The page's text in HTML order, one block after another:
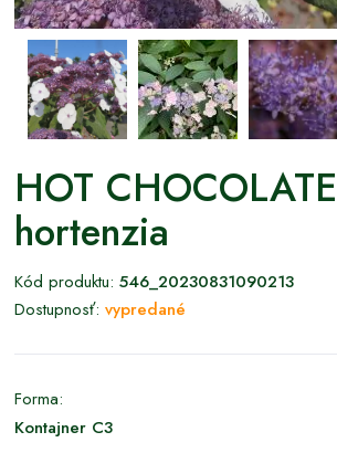
HOT CHOCOLATE
hortenzia
Kód produktu: 546_20230831090213
Dostupnosť: vypredané
Forma:
Kontajner C3